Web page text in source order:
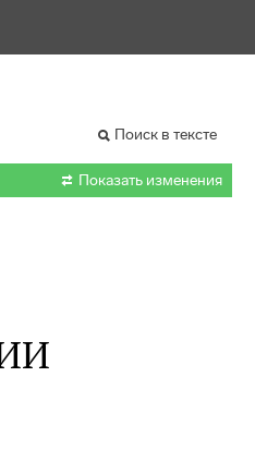
Поиск в тексте
 Показать изменения